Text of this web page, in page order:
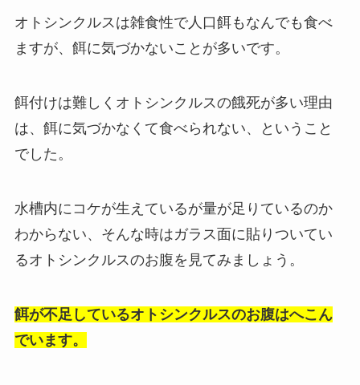
オトシンクルスは雑食性で人口餌もなんでも食べ
ますが、餌に気づかないことが多いです。
餌付けは難しくオトシンクルスの餓死が多い理由
は、餌に気づかなくて食べられない、ということ
でした。
水槽内にコケが生えているが量が足りているのか
わからない、そんな時はガラス面に貼りついてい
るオトシンクルスのお腹を見てみましょう。
餌が不足しているオトシンクルスのお腹はへこん
でいます。